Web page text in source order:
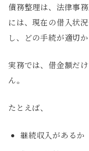
債務整理は、法律事
には、現在の借入状
し、どの手続が適切
実務では、借金額だ
ん。
たとえば、
継続収入があるか